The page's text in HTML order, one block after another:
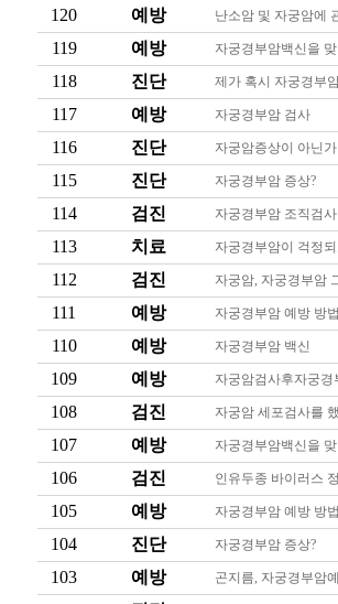
120 예방 난소암 및 자궁암에
119 예방 자궁경부암백신을
118 진단 제가 혹시 자궁경부
117 예방 자궁경부암 검사
116 진단 자궁암증상이 아닌
115 진단 자궁경부암 증상?
114 검진 자궁경부암 조직검
113 치료 자궁경부암이 걱정
112 검진 자궁암, 자궁경부암
111 예방 자궁경부암 예방 방
110 예방 자궁경부암 백신
109 예방 자궁암검사후자궁
108 검진 자궁암 세포검사를
107 예방 자궁경부암백신을
106 검진 인유두종 바이러스
105 예방 자궁경부암 예방 방
104 진단 자궁경부암 증상?
103 예방 곤지름, 자궁경부암